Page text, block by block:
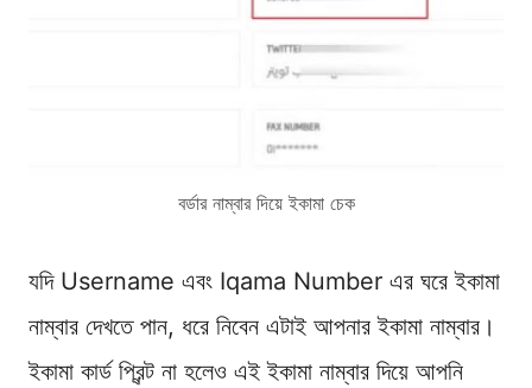
বর্ডার নাম্বার দিয়ে ইকামা চেক
যদি Username এবং Iqama Number এর ঘরে ইকামা
নাম্বার দেখতে পান, ধরে নিবেন এটাই আপনার ইকামা নাম্বার।
ইকামা কার্ড প্রিন্ট না হলেও এই ইকামা নাম্বার দিয়ে আপনি